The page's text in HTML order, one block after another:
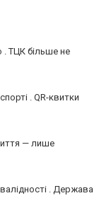
ТЦК більше не
. QR-квитки
— лише
. Держава